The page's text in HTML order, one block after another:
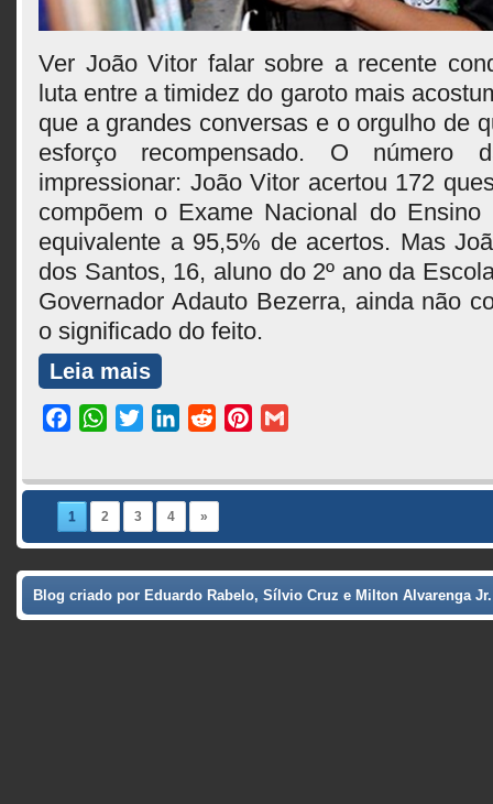
Ver João Vitor falar sobre a recente
luta entre a timidez do garoto mais
que a grandes conversas e o orgulho de
esforço recompensado. O
impressionar: João Vitor acertou 172
compõem o Exame Nacional do Ensino
equivalente a 95,5% de acertos. Mas
dos Santos, 16, aluno do 2º ano da
Governador Adauto Bezerra, ainda não
o significado do feito.
Leia mais
FacebookWhatsApp
TwitterLinkedInRedditPinterest
1 2 3 4 »
Blog criado por Eduardo Rabelo, Sílvio Cruz e Milton Alvarenga Jr.